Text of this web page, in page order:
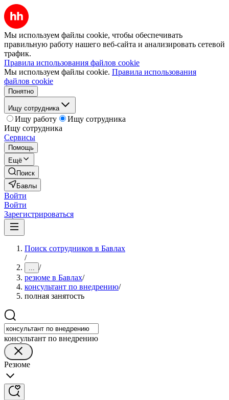
Мы используем файлы cookie, чтобы обеспечивать
правильную работу нашего веб-сайта и анализировать сетевой
трафик.
Правила использования файлов cookie
Мы используем файлы cookie. Правила использования
файлов cookie
Понятно
Ищу сотрудника
Ищу работу
Ищу сотрудника
Ищу сотрудника
Сервисы
Помощь
Ещё
Поиск
Бавлы
Войти
Войти
Зарегистрироваться
Поиск сотрудников в Бавлах
/
... /
резюме в Бавлах/
консультант по внедрению/
полная занятость
консультант по внедрению
Резюме